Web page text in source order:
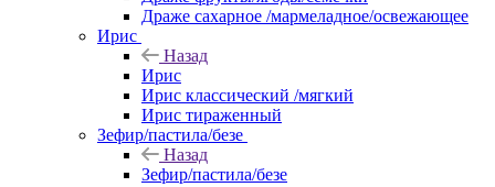
Драже сахарное /мармеладное/освежающее
Ирис
Назад
Ирис
Ирис классический /мягкий
Ирис тираженный
Зефир/пастила/безе
Назад
Зефир/пастила/безе